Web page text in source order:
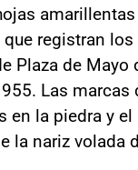
amarillentas
registran
Plaza de Mayo
Las marcas
en la piedra y el
la nariz volada